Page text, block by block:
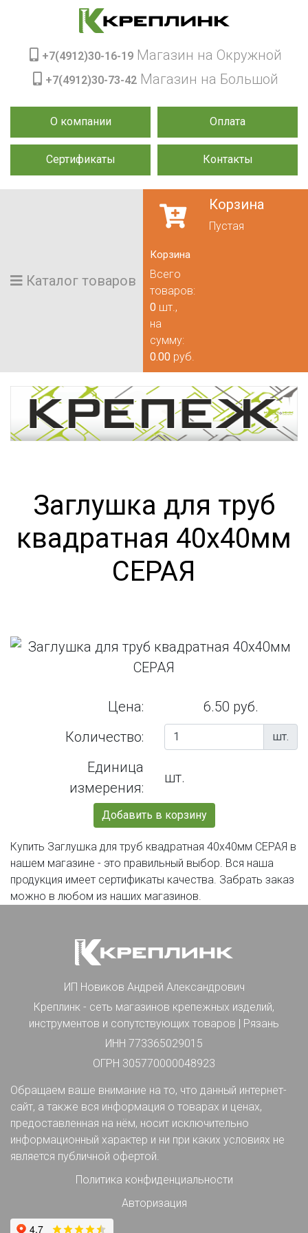
О компании Оплата
Сертификаты Контакты
+7(4912)30-16-19 Магазин на Окружной
+7(4912)30-73-42 Магазин на Большой
Каталог товаров
Корзина
Пустая
Корзина
Всего
товаров:
0 шт.,
на
сумму:
0.00 руб.
Заглушка для труб
квадратная 40х40мм
СЕРАЯ
Цена:
6.50 руб.
Количество:
шт.
Единица
измерения:
шт.
Добавить в корзину
Купить Заглушка для труб квадратная 40х40мм СЕРАЯ в
нашем магазине - это правильный выбор. Вся наша
продукция имеет сертификаты качества. Забрать заказ
можно в любом из наших магазинов.
ИП Новиков Андрей Александрович
Креплинк - сеть магазинов крепежных изделий,
инструментов и сопутствующих товаров | Рязань
ИНН 773365029015
ОГРН 305770000048923
Обращаем ваше внимание на то, что данный интернет-
сайт, а также вся информация о товарах и ценах,
предоставленная на нём, носит исключительно
информационный характер и ни при каких условиях не
является публичной офертой.
Политика конфиденциальности
Авторизация